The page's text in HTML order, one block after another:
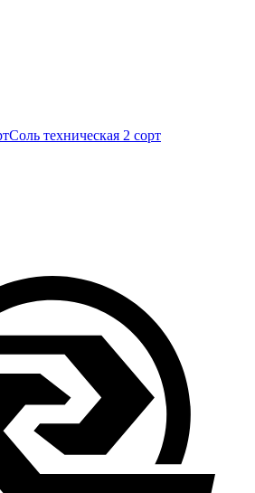
Соль техническая 2 сорт